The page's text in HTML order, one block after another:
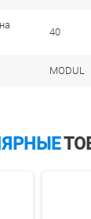
40
MODUL